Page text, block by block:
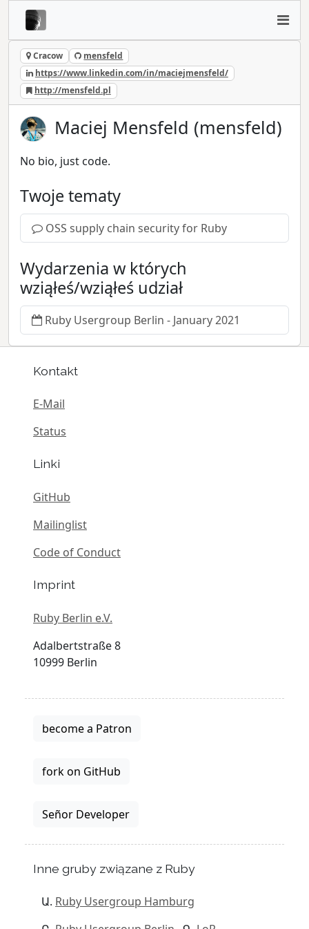
Cracow
mensfeld
https://www.linkedin.com/in/maciejmensfeld/
http://mensfeld.pl
Maciej Mensfeld (mensfeld)
No bio, just code.
Twoje tematy
OSS supply chain security for Ruby
Wydarzenia w których
wziąłeś/wziąłeś udział
Ruby Usergroup Berlin - January 2021
Kontakt
E-Mail
Status
Linki
GitHub
Mailinglist
Code of Conduct
Imprint
Ruby Berlin e.V.
Adalbertstraße 8
10999 Berlin
become a Patron
fork on GitHub
Señor Developer
Inne gruby związane z Ruby
Ruby Usergroup Hamburg